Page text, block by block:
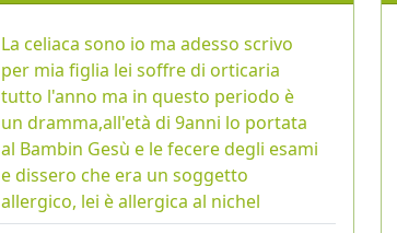
La celiaca sono io ma adesso scrivo
per mia figlia lei soffre di orticaria
tutto l'anno ma in questo periodo è
un dramma,all'età di 9anni lo portata
al Bambin Gesù e le fecere degli esami
e dissero che era un soggetto
allergico, lei è allergica al nichel